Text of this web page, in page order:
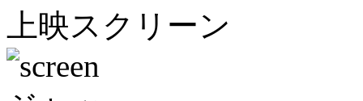
上映スクリーン